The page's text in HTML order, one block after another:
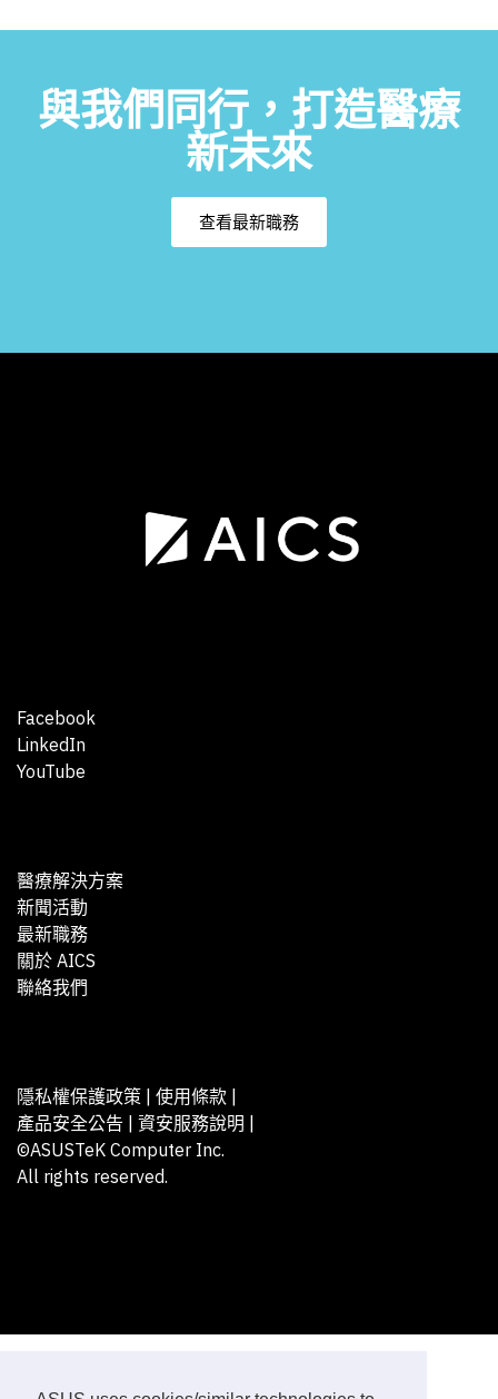
與我們同行，打造醫療
新未來
查看最新職務
Facebook
LinkedIn
YouTube
醫療解決方案
新聞活動
最新職務
關於 AICS
聯絡我們
隱私權保護政策 | 使用條款 |
產品安全公告 | 資安服務說明 |
©ASUSTeK Computer Inc.
All rights reserved.